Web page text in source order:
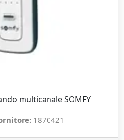
multicanale SOMFY
1870421